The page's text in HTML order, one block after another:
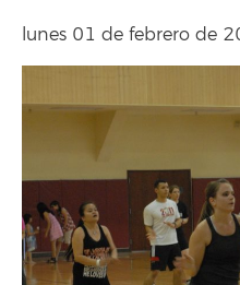
lunes 01 de febrero de